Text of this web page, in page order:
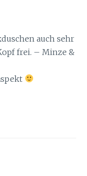
auch sehr
frei. – Minze &